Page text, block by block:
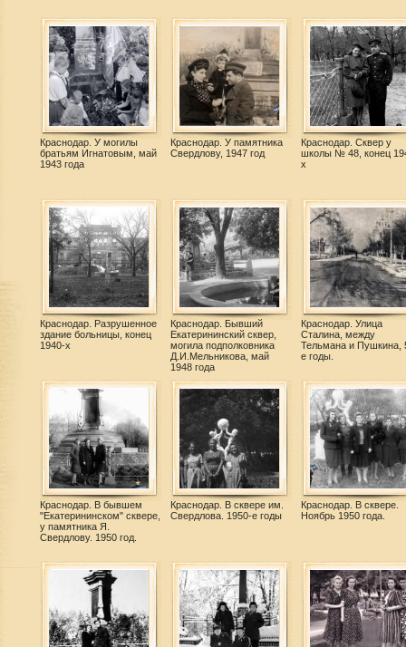
Краснодар. У могилы
братьям Игнатовым, май
1943 года
Краснодар. У памятника
Свердлову, 1947 год
Краснодар. Сквер у
школы № 48, конец
х
Краснодар. Разрушенное
здание больницы, конец
1940-х
Краснодар. Бывший
Екатерининский сквер,
могила подполковника
Д.И.Мельникова, май
1948 года
Краснодар. Улица
Сталина, между
Тельмана и Пушкина,
е годы.
Краснодар. В бывшем
"Екатерининском" сквере,
у памятника Я.
Свердлову. 1950 год.
Краснодар. В сквере им.
Свердлова. 1950-е годы
Краснодар. В сквере.
Ноябрь 1950 года.